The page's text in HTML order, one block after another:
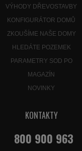
VÝHODY DŘEVOSTAVBY
KONFIGURÁTOR DOMŮ
ZKOUŠÍME NAŠE DOMY
HLEDÁTE POZEMEK
PARAMETRY SOD PO
MAGAZÍN
NOVINKY
KONTAKTY
800 900 963